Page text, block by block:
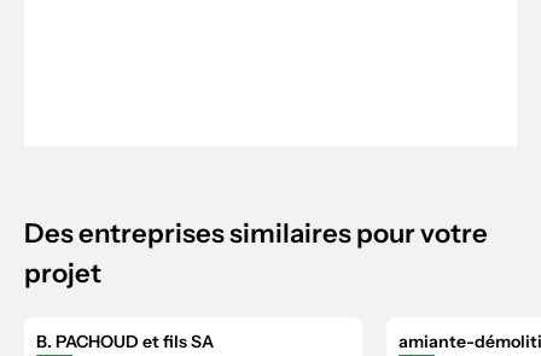
Des entreprises similaires pour votre
projet
B. PACHOUD et fils SA amiante-